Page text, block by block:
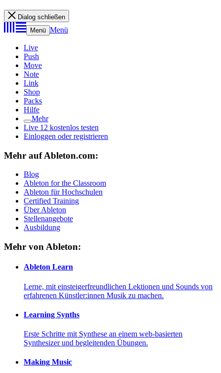
Dialog schließen
Menü Menü
Live
Push
Move
Note
Link
Shop
Packs
Hilfe
Mehr
Live 12 kostenlos testen
Einloggen oder registrieren
Mehr auf Ableton.com:
Blog
Ableton for the Classroom
Ableton für Hochschulen
Certified Training
Über Ableton
Stellenangebote
Ausbildung
Mehr von Ableton:
Ableton Learn
Lerne, mit einsteigerfreundlichen Lektionen und Sounds von
erfahrenen Künstler:innen Musik zu machen.
Learning Synths
Erste Schritte mit Synthese an einem web-basierten
Synthesizer und begleitenden Übungen.
Making Music